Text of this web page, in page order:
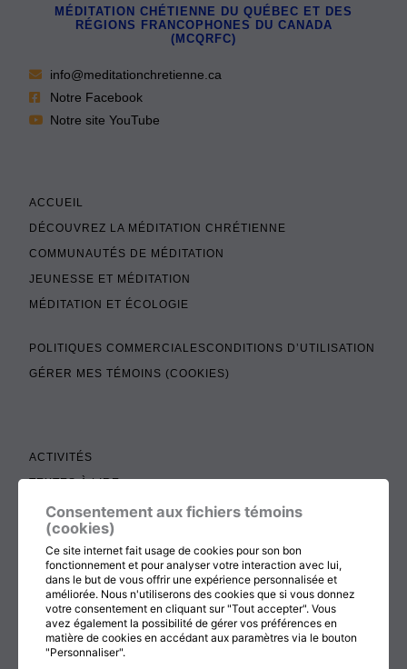
MÉDITATION CHÉTIENNE DU QUÉBEC ET DES
RÉGIONS FRANCOPHONES DU CANADA
(MCQRFC)
info@meditationchretienne.ca
Notre Facebook
Notre site YouTube
ACCUEIL
DÉCOUVREZ LA MÉDITATION CHRÉTIENNE
COMMUNAUTÉS DE MÉDITATION
JEUNESSE ET MÉDITATION
MÉDITATION ET ÉCOLOGIE
POLITIQUES COMMERCIALESCONDITIONS D’UTILISATION
GÉRER MES TÉMOINS (COOKIES)
ACTIVITÉS
TEXTES À LIRE
ADMINISTRATION
BOUTIQUE
COTISATION, RENOUVELLEMENT ET ÉCHOS
DON
CONTACTEZ-NOUS
Consentement aux fichiers témoins
(cookies)
Ce site internet fait usage de cookies pour son bon
fonctionnement et pour analyser votre interaction avec lui,
dans le but de vous offrir une expérience personnalisée et
améliorée. Nous n'utiliserons des cookies que si vous donnez
votre consentement en cliquant sur "Tout accepter". Vous
avez également la possibilité de gérer vos préférences en
matière de cookies en accédant aux paramètres via le bouton
"Personnaliser".